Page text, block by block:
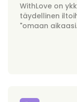
WithLove on
täydellinen
"omaan